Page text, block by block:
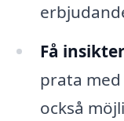
Få
prata
också